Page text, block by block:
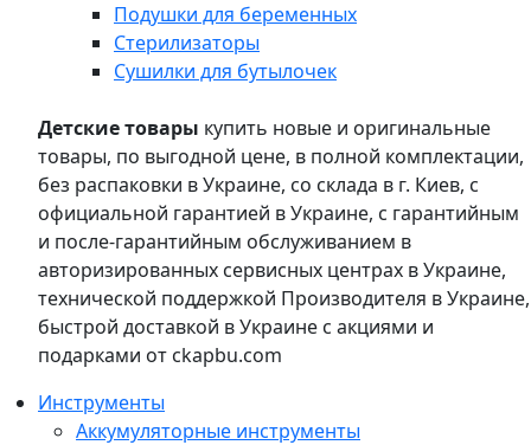
Подушки для беременных
Стерилизаторы
Сушилки для бутылочек
Детские товары купить новые и оригинальные
товары, по выгодной цене, в полной комплектации,
без распаковки в Украине, со склада в г. Киев, с
официальной гарантией в Украине, с гарантийным
и после-гарантийным обслуживанием в
авторизированных сервисных центрах в Украине,
технической поддержкой Производителя в Украине,
быстрой доставкой в Украине с акциями и
подарками от ckapbu.com
Инструменты
Аккумуляторные инструменты